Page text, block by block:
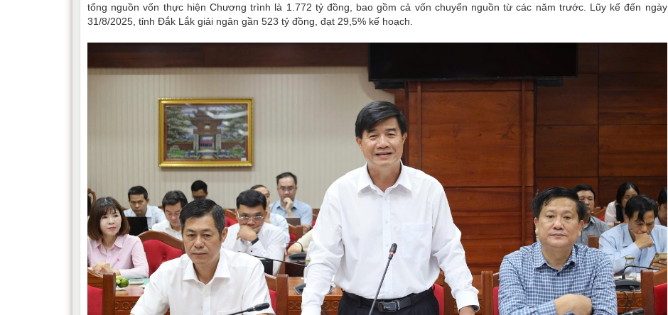
tổng nguồn vốn thực hiện Chương trình là 1.772 tỷ đồng, bao gồm cả vốn chuyển nguồn từ các năm trước. Lũy kế đến ngày
31/8/2025, tỉnh Đắk Lắk giải ngân gần 523 tỷ đồng, đạt 29,5% kế hoạch.